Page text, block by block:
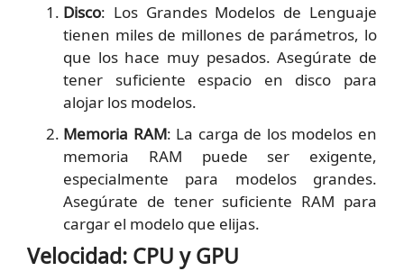
Disco: Los Grandes Modelos de Lenguaje
tienen miles de millones de parámetros, lo
que los hace muy pesados. Asegúrate de
tener suficiente espacio en disco para
alojar los modelos.
Memoria RAM: La carga de los modelos en
memoria RAM puede ser exigente,
especialmente para modelos grandes.
Asegúrate de tener suficiente RAM para
cargar el modelo que elijas.
Velocidad: CPU y GPU